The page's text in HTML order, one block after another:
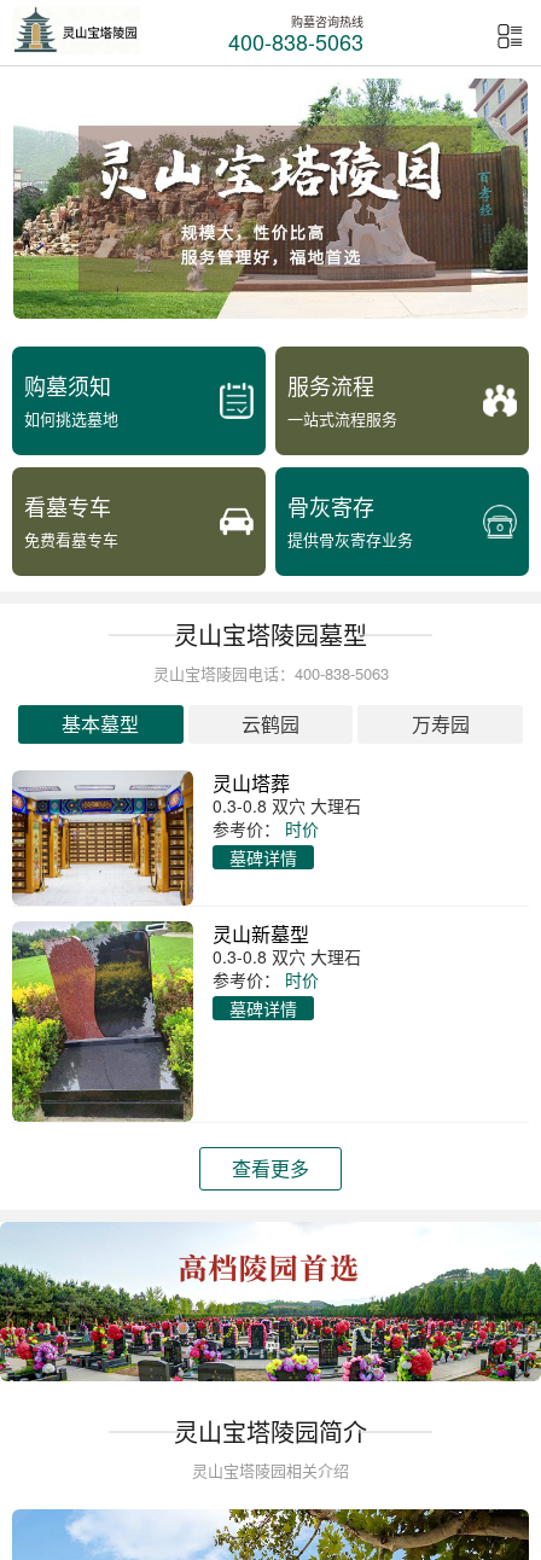
购墓咨询热线
400-838-5063
购墓须知
如何挑选墓地
服务流程
一站式流程服务
看墓专车
免费看墓专车
骨灰寄存
提供骨灰寄存业务
灵山宝塔陵园墓型
灵山宝塔陵园电话：400-838-5063
基本墓型 云鹤园 万寿园
灵山塔葬
0.3-0.8 双穴 大理石
参考价：
时价
墓碑详情
灵山新墓型
0.3-0.8 双穴 大理石
参考价：
时价
墓碑详情
查看更多
灵山宝塔陵园简介
灵山宝塔陵园相关介绍